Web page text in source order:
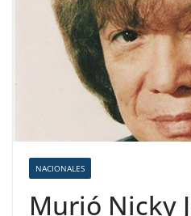
NACIONALES
Murió Nicky